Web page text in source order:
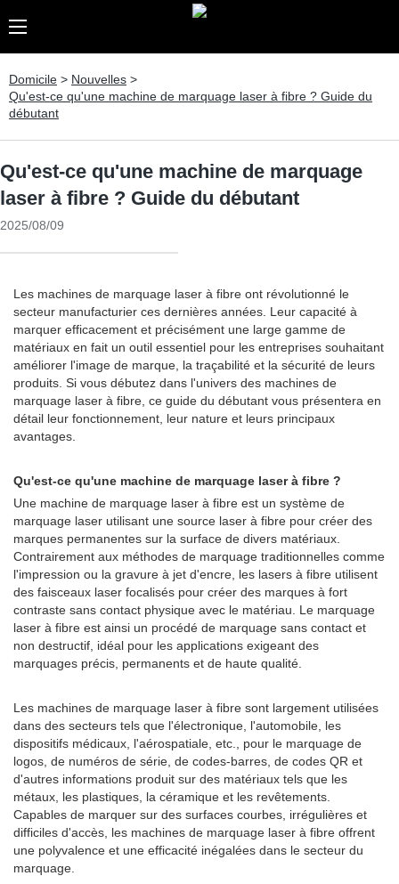
Domicile > Nouvelles >
Qu'est-ce qu'une machine de marquage laser à fibre ? Guide du
débutant
Qu'est-ce qu'une machine de marquage
laser à fibre ? Guide du débutant
2025/08/09
Les machines de marquage laser à fibre ont révolutionné le
secteur manufacturier ces dernières années. Leur capacité à
marquer efficacement et précisément une large gamme de
matériaux en fait un outil essentiel pour les entreprises souhaitant
améliorer l'image de marque, la traçabilité et la sécurité de leurs
produits. Si vous débutez dans l'univers des machines de
marquage laser à fibre, ce guide du débutant vous présentera en
détail leur fonctionnement, leur nature et leurs principaux
avantages.
Qu'est-ce qu'une machine de marquage laser à fibre ?
Une machine de marquage laser à fibre est un système de
marquage laser utilisant une source laser à fibre pour créer des
marques permanentes sur la surface de divers matériaux.
Contrairement aux méthodes de marquage traditionnelles comme
l'impression ou la gravure à jet d'encre, les lasers à fibre utilisent
des faisceaux laser focalisés pour créer des marques à fort
contraste sans contact physique avec le matériau. Le marquage
laser à fibre est ainsi un procédé de marquage sans contact et
non destructif, idéal pour les applications exigeant des
marquages précis, permanents et de haute qualité.
Les machines de marquage laser à fibre sont largement utilisées
dans des secteurs tels que l'électronique, l'automobile, les
dispositifs médicaux, l'aérospatiale, etc., pour le marquage de
logos, de numéros de série, de codes-barres, de codes QR et
d'autres informations produit sur des matériaux tels que les
métaux, les plastiques, la céramique et les revêtements.
Capables de marquer sur des surfaces courbes, irrégulières et
difficiles d'accès, les machines de marquage laser à fibre offrent
une polyvalence et une efficacité inégalées dans le secteur du
marquage.